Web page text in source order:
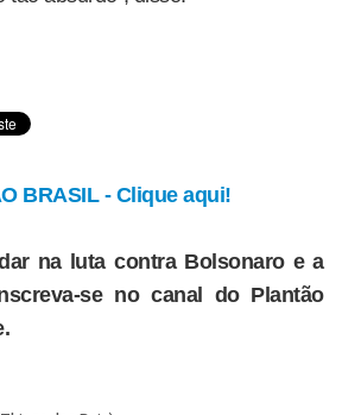
BRASIL - Clique aqui!
na luta contra Bolsonaro e a
se no canal do Plantão